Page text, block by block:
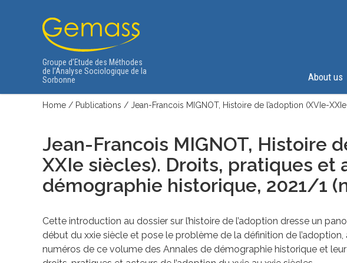
Groupe d’Etude des Méthodes
de l’Analyse Sociologique de la
Sorbonne
About us
Home / Publications / Jean-Francois MIGNOT, Histoire de l’adoption (XVIe-
Jean-Francois MIGNOT, Histoire
XXIe siècles). Droits, pratiques et
démographie historique, 2021/1
Cette introduction au dossier sur l’histoire de l’adoption dresse un
début du xxie siècle et pose le problème de la définition de
numéros de ce volume des Annales de démographie historique et